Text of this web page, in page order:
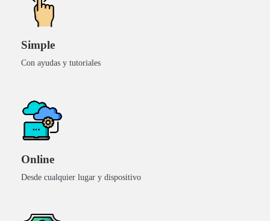
Automatizá y controlá tu
Simple
Con ayudas y tutoriales
Online
Desde cualquier lugar y dispositivo